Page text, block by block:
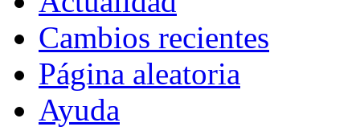
Cambios recientes
Página aleatoria
Ayuda